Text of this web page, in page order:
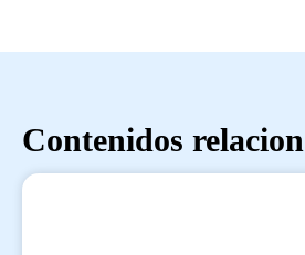
Contenidos